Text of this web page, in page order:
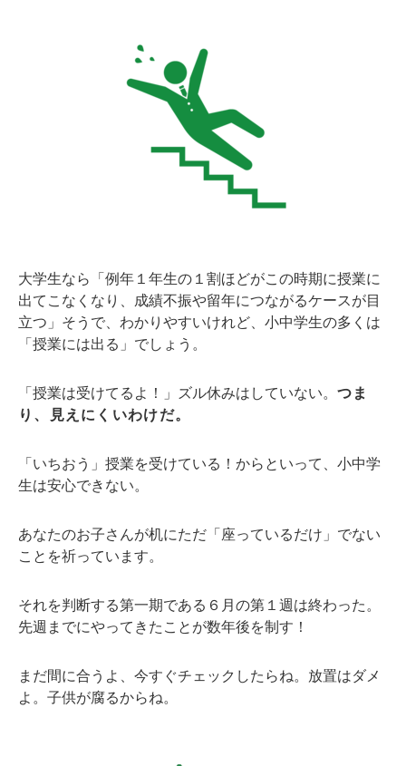
大学生なら「例年１年生の１割ほどがこの時期に授業に
出てこなくなり、成績不振や留年につながるケースが目
立つ」そうで、わかりやすいけれど、小中学生の多くは
「授業には出る」でしょう。
「授業は受けてるよ！」ズル休みはしていない。 つま
り、見えにくいわけだ。
「いちおう」授業を受けている！からといって、小中学
生は安心できない。
あなたのお子さんが机にただ「座っているだけ」でない
ことを祈っています。
それを判断する第一期である６月の第１週は終わった。
先週までにやってきたことが数年後を制す！
まだ間に合うよ、今すぐチェックしたらね。放置はダメ
よ。子供が腐るからね。